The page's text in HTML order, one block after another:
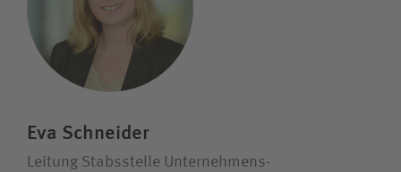
Eva Schneider
Leitung Stabsstelle Unternehmens­